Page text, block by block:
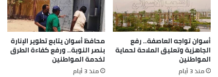
أسوان تواجه العاصفة.. رفع
الجاهزية وتعليق الملاحة لحماية
المواطنين
منذ 3 أيام
محافظ أسوان يتابع تطوير الإنارة
بنصر النوبة.. ورفع كفاءة الطرق
لخدمة المواطنين
منذ 3 أيام